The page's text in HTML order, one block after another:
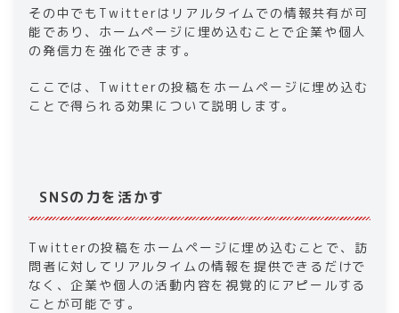
その中でもTwitterはリアルタイムでの情報共有が可
能であり、ホームページに埋め込むことで企業や個人
の発信力を強化できます。
ここでは、Twitterの投稿をホームページに埋め込む
ことで得られる効果について説明します。
SNSの力を活かす
Twitterの投稿をホームページに埋め込むことで、訪
問者に対してリアルタイムの情報を提供できるだけで
なく、企業や個人の活動内容を視覚的にアピールする
ことが可能です。